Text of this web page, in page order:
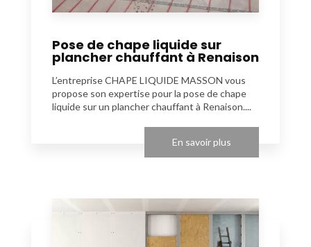
Pose de chape liquide sur
plancher chauffant à Renaison
L’entreprise CHAPE LIQUIDE MASSON vous
propose son expertise pour la pose de chape
liquide sur un plancher chauffant à Renaison....
En savoir plus